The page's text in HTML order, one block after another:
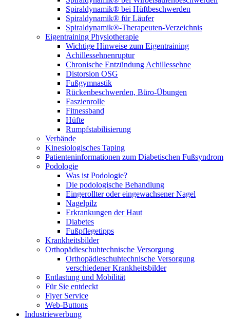
Spiraldynamik® bei Hüftbeschwerden
Spiraldynamik® für Läufer
Spiraldynamik®-Therapeuten-Verzeichnis
Eigentraining Physiotherapie
Wichtige Hinweise zum Eigentraining
Achillessehnenruptur
Chronische Entzündung Achillessehne
Distorsion OSG
Fußgymnastik
Rückenbeschwerden, Büro-Übungen
Faszienrolle
Fitnessband
Hüfte
Rumpfstabilisierung
Verbände
Kinesiologisches Taping
Patienteninformationen zum Diabetischen Fußsyndrom
Podologie
Was ist Podologie?
Die podologische Behandlung
Eingerollter oder eingewachsener Nagel
Nagelpilz
Erkrankungen der Haut
Diabetes
Fußpflegetipps
Krankheitsbilder
Orthopädieschuhtechnische Versorgung
Orthopädieschuhtechnische Versorgung
verschiedener Krankheitsbilder
Entlastung und Mobilität
Für Sie entdeckt
Flyer Service
Web-Buttons
Industriewerbung